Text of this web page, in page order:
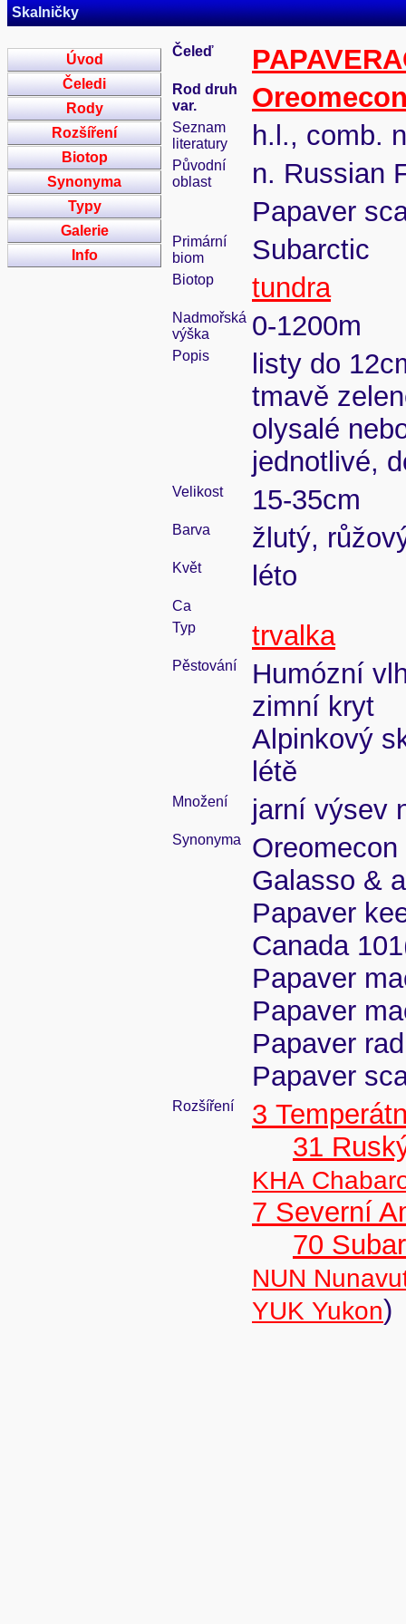
Skalničky
Úvod
Čeledi
Rody
Rozšíření
Biotop
Synonyma
Typy
Galerie
Info
Čeleď
Rod druh
var.
Seznam
literatury
h.l., comb.
Původní
oblast
n. Russian
Papaver
Primární
biom
Subarctic
Biotop tundra
Nadmořská
výška
0-1200m
Popis
listy do
tmavě
olysalé
jednotlivé,
Velikost 15-35cm
Barva žlutý,
Květ léto
Ca
Typ
trvalka
Pěstování
Humózní
zimní kryt
Alpinkový
létě
Množení jarní výsev
Synonyma
Galasso &
Papaver
Canada
Papaver
Papaver
Papaver
Papaver
Rozšíření
3
31
KHA
7 Severní
70
NUN
YUK Yukon)